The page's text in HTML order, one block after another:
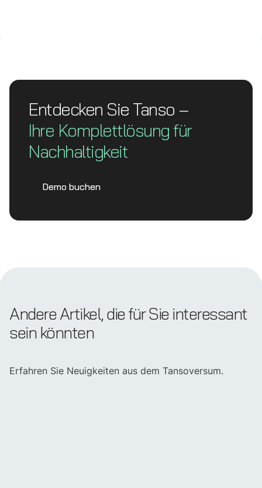
Entdecken Sie Tanso –
Ihre Komplett­lösung für
Nachhaltigkeit
Demo buchen
Andere Artikel, die für Sie interessant
sein könnten
Erfahren Sie Neuigkeiten aus dem Tansoversum.